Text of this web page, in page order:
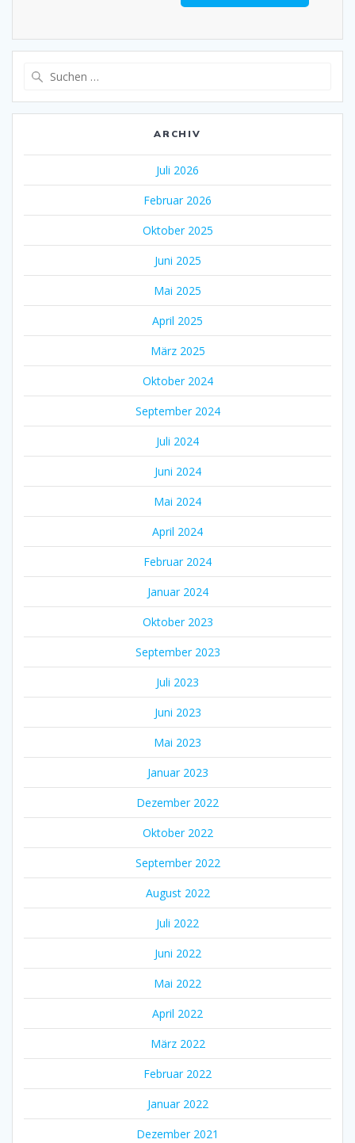
ARCHIV
Juli 2026
Februar 2026
Oktober 2025
Juni 2025
Mai 2025
April 2025
März 2025
Oktober 2024
September 2024
Juli 2024
Juni 2024
Mai 2024
April 2024
Februar 2024
Januar 2024
Oktober 2023
September 2023
Juli 2023
Juni 2023
Mai 2023
Januar 2023
Dezember 2022
Oktober 2022
September 2022
August 2022
Juli 2022
Juni 2022
Mai 2022
April 2022
März 2022
Februar 2022
Januar 2022
Dezember 2021